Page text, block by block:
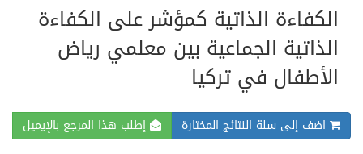
الكفاءة الذاتية كمؤشر على الكفاءة
الذاتية الجماعية بين معلمي رياض
الأطفال في تركيا
اضف إلى سلة النتائج المختارة إطلب هذا المرجع بالإيميل